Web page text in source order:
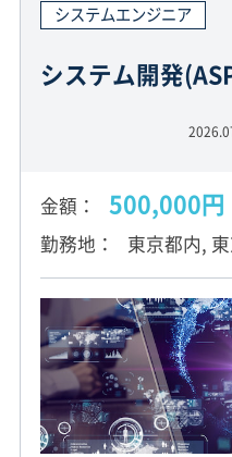
システムエンジニア
システム開発
金額 500,000円
勤務地 東京都内,